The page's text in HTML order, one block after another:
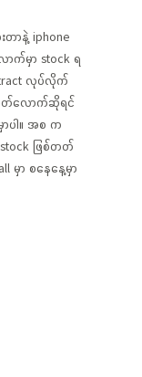
တာနဲ့ iphone
ာက်မှာ stock ရ
လုပ်လိုက်
တ်လောက်ဆိုရင်
ပါ။ အစ က
ဖြစ်တတ်
မှာ စနေနေ့မှာ